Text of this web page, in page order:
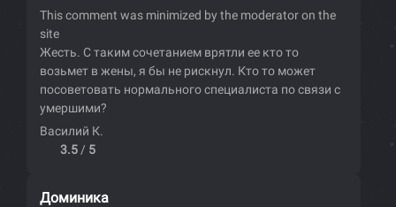
This comment was minimized by the moderator on the
site
Жесть. С таким сочетанием врятли ее кто то
возьмет в жены, я бы не рискнул. Кто то может
посоветовать нормального специалиста по связи с
умершими?
Василий К.
3.5 / 5
Доминика